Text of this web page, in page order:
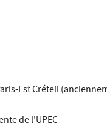
Est Créteil
de l'UPEC